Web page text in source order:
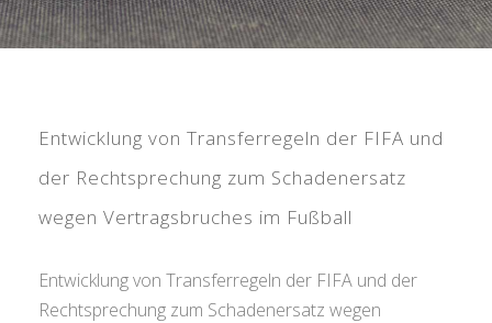
Entwicklung von Transferregeln der FIFA und
der Rechtsprechung zum Schadenersatz
wegen Vertragsbruches im Fußball
Entwicklung von Transferregeln der FIFA und der
Rechtsprechung zum Schadenersatz wegen